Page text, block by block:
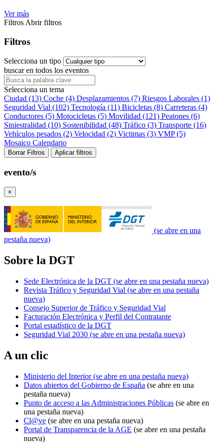
Ver más
Filtros Abrir filtros
Filtros
Selecciona un tipo
buscar en todos los eventos
Selecciona un tema
Ciudad (13) Coche (4) Desplazamientos (7) Riesgos Laborales (1)
Seguridad Vial (102) Tecnología (11) Bicicletas (8) Carreteras (4)
Conductores (5) Motocicletas (5) Movilidad (121) Peatones (6)
Siniestralidad (10) Sostenibilidad (48) Tráfico (3) Transporte (16)
Vehículos pesados (2) Velocidad (2) Victimas (3) VMP (5)
Mosaico Calendario
Borrar Filtros Aplicar filtros
evento/s
×
(se abre en una
pestaña nueva)
Sobre la DGT
Sede Electrónica de la DGT (se abre en una pestaña nueva)
Revista Tráfico y Seguridad Vial (se abre en una pestaña
nueva)
Consejo Superior de Tráfico y Seguridad Vial
Facturación Electrónica y Perfil del Contratante
Portal estadístico de la DGT
Seguridad Vial 2030 (se abre en una pestaña nueva)
A un clic
Ministerio del Interior(se abre en una pestaña nueva)
Datos abiertos del Gobierno de España (se abre en una
pestaña nueva)
Punto de acceso a las Administraciones Públicas (se abre en
una pestaña nueva)
Cl@ve (se abre en una pestaña nueva)
Portal de Transparencia de la AGE (se abre en una pestaña
nueva)